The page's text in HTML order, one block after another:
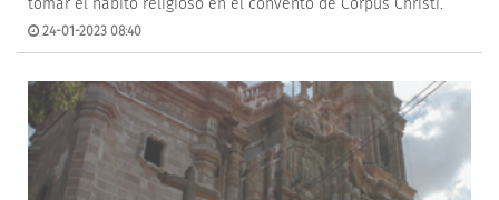
tomar el hábito religioso en el convento de Corpus Christi.
24-01-2023 08:40